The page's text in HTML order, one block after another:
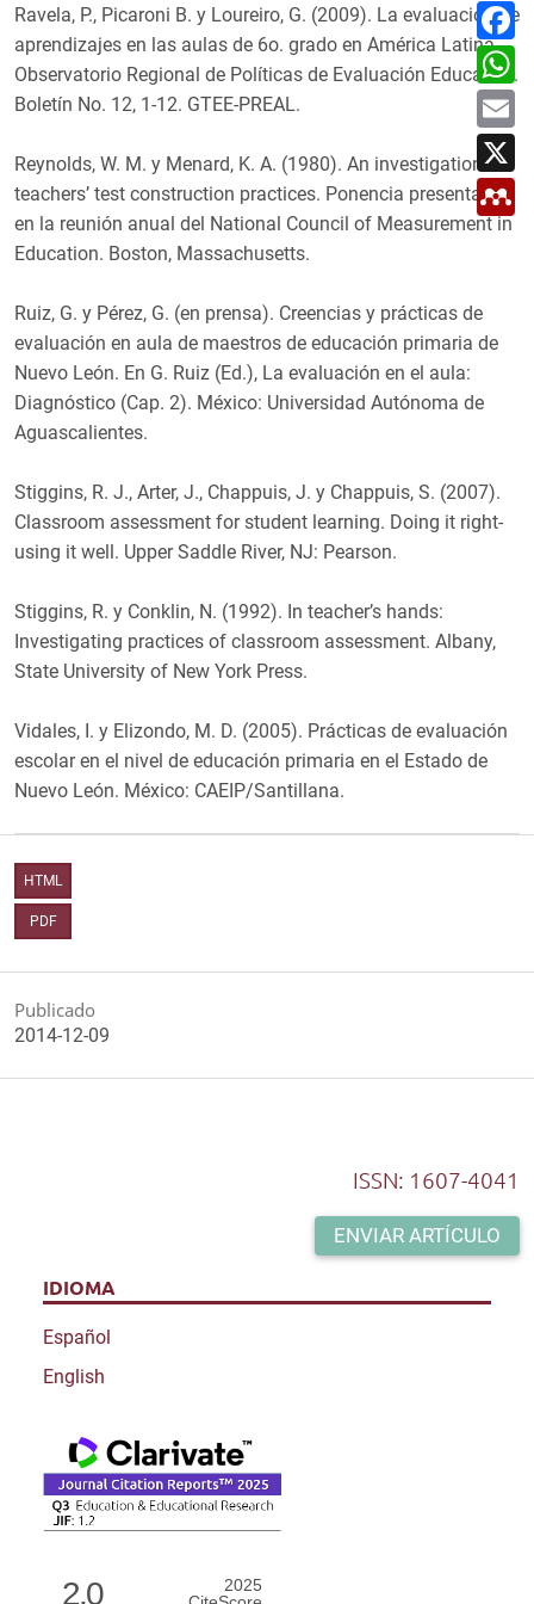
p
t
F
a
bh
Ravela, P., Picaroni B. y Loureiro, G. (2009). La evaluación de
aprendizajes en las aulas de 6o. grado en América Latina.
Observatorio Regional de Políticas de Evaluación Educativa.
Boletín No. 12, 1-12. GTEE-PREAL.
Reynolds, W. M. y Menard, K. A. (1980). An investigation of
teachers’ test construction practices. Ponencia presentada
en la reunión anual del National Council of Measurement in
Education. Boston, Massachusetts.
Ruiz, G. y Pérez, G. (en prensa). Creencias y prácticas de
evaluación en aula de maestros de educación primaria de
Nuevo León. En G. Ruiz (Ed.), La evaluación en el aula:
Diagnóstico (Cap. 2). México: Universidad Autónoma de
Aguascalientes.
Stiggins, R. J., Arter, J., Chappuis, J. y Chappuis, S. (2007).
Classroom assessment for student learning. Doing it right-
using it well. Upper Saddle River, NJ: Pearson.
Stiggins, R. y Conklin, N. (1992). In teacher’s hands:
Investigating practices of classroom assessment. Albany,
State University of New York Press.
Vidales, I. y Elizondo, M. D. (2005). Prácticas de evaluación
escolar en el nivel de educación primaria en el Estado de
Nuevo León. México: CAEIP/Santillana.
HTML
PDF
Publicado
2014-12-09
ISSN: 1607-4041
ENVIAR ARTÍCULO
IDIOMA
Español
English
2.0
2025